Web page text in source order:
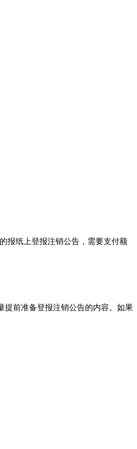
报纸上登报注销公告，需要支付额
提前准备登报注销公告的内容。如果